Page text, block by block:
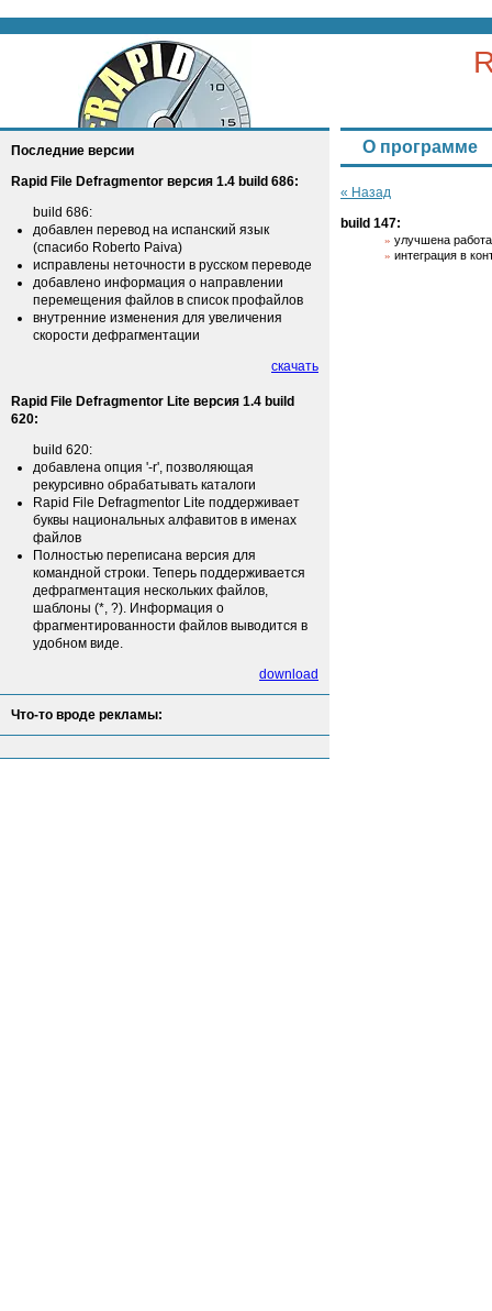
О программе
Последние версии
Rapid File Defragmentor версия 1.4 build 686:
build 686:
добавлен перевод на испанский язык
(спасибо Roberto Paiva)
исправлены неточности в русском переводе
добавлено информация о направлении
перемещения файлов в список профайлов
внутренние изменения для увеличения
скорости дефрагментации
скачать
Rapid File Defragmentor Lite версия 1.4 build
620:
build 620:
добавлена опция '-r', позволяющая
рекурсивно обрабатывать каталоги
Rapid File Defragmentor Lite поддерживает
буквы национальных алфавитов в именах
файлов
Полностью переписана версия для
командной строки. Теперь поддерживается
дефрагментация нескольких файлов,
шаблоны (*, ?). Информация о
фрагментированности файлов выводится в
удобном виде.
download
Что-то вроде рекламы:
« Назад
build 147:
улучшена
интеграция в